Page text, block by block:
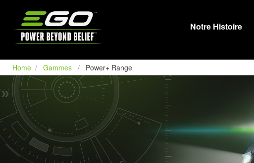
Notre Histoire
Home Gammes Power+ Range